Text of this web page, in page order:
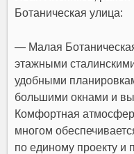
Ботаническая улица:
— Малая
этажными
удобными
большими окнами и
Комфортная
многом
по единому проекту и